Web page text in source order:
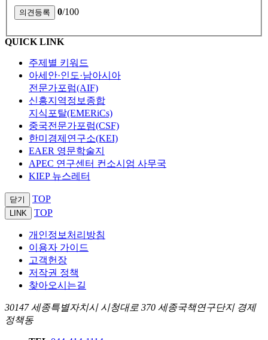
0/100
QUICK LINK
주제별 키워드
아세안·인도·남아시아
전문가포럼(AIF)
신흥지역정보종합
지식포탈(EMERiCs)
중국전문가포럼(CSF)
한미경제연구소(KEI)
EAER 영문학술지
APEC 연구센터 컨소시엄 사무국
KIEP 뉴스레터
닫기 TOP
LINK TOP
개인정보처리방침
이용자 가이드
고객헌장
저작권 정책
찾아오시는길
30147 세종특별자치시 시청대로 370 세종국책연구단지 경제
정책동